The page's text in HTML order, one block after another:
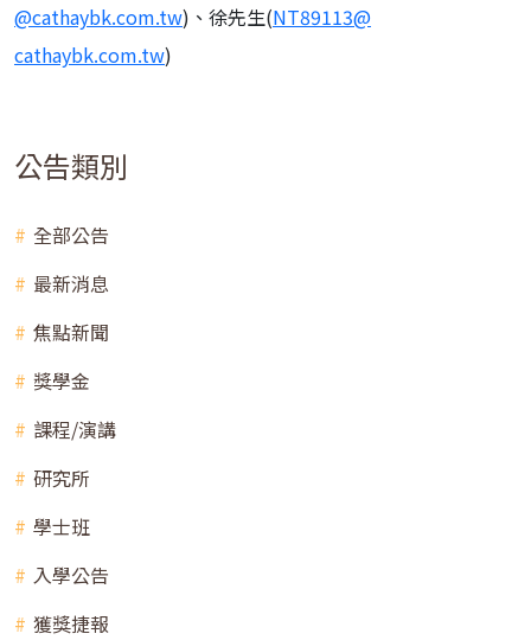
@cathaybk.com.tw)、徐先生(NT89113@
cathaybk.com.tw)
公告類別
全部公告
最新消息
焦點新聞
獎學金
課程/演講
研究所
學士班
入學公告
獲獎捷報